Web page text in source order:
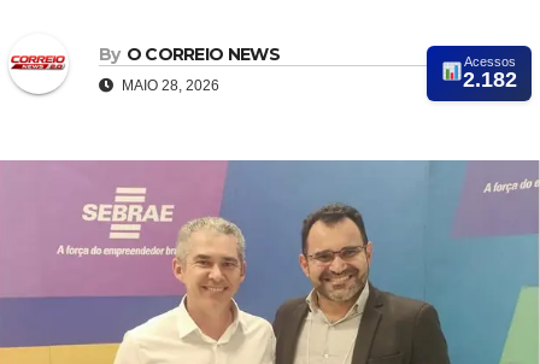
By O CORREIO NEWS
MAIO 28, 2026
Acessos
2.182